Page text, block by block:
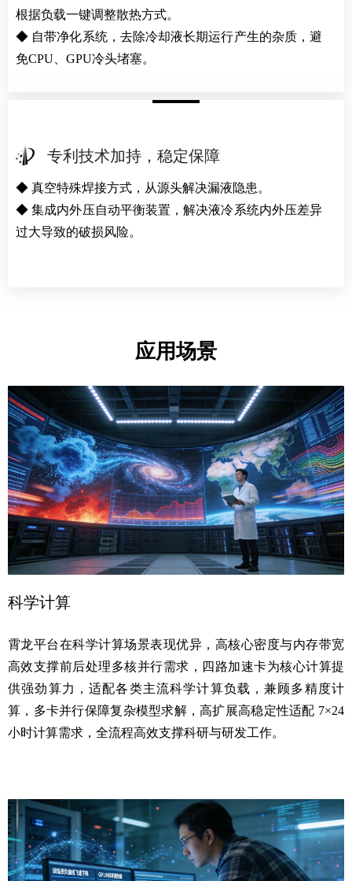
根据负载一键调整散热方式。
◆ 自带净化系统，去除冷却液长期运行产生的杂质，避
免CPU、GPU冷头堵塞。
专利技术加持，稳定保障
◆ 真空特殊焊接方式，从源头解决漏液隐患。
◆ 集成内外压自动平衡装置，解决液冷系统内外压差异
过大导致的破损风险。
应用场景
科学计算
霄龙平台在科学计算场景表现优异，高核心密度与内存带宽
高效支撑前后处理多核并行需求，四路加速卡为核心计算提
供强劲算力，适配各类主流科学计算负载，兼顾多精度计
算，多卡并行保障复杂模型求解，高扩展高稳定性适配 7×24
小时计算需求，全流程高效支撑科研与研发工作。